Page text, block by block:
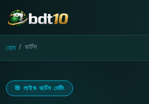
হোম ডার্টস
🎯 লাইভ ডার্টস বেটিং